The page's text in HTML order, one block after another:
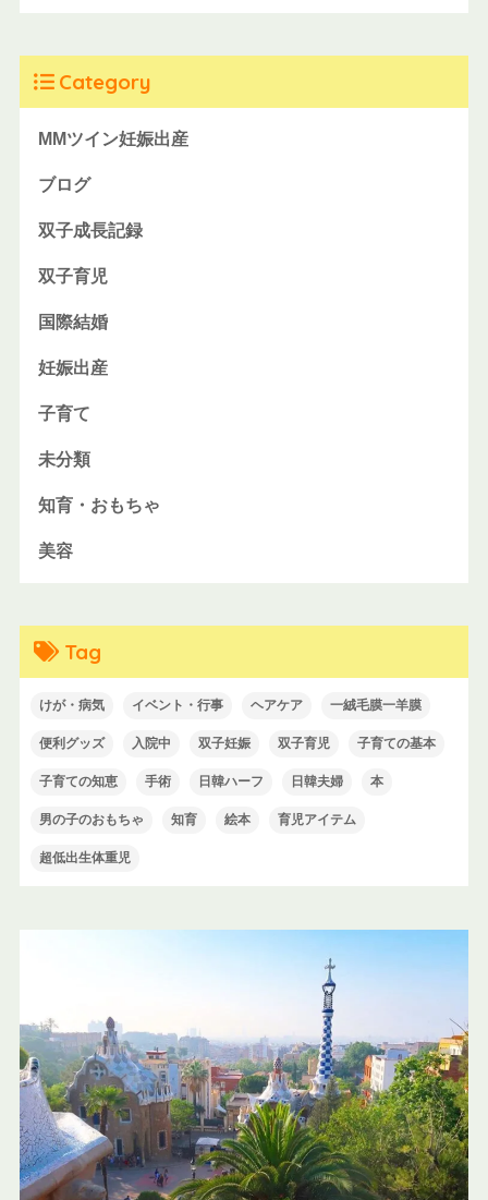
Category
MMツイン妊娠出産
ブログ
双子成長記録
双子育児
国際結婚
妊娠出産
子育て
未分類
知育・おもちゃ
美容
Tag
けが・病気 イベント・行事 ヘアケア 一絨毛膜一羊膜
便利グッズ 入院中 双子妊娠 双子育児 子育ての基本
子育ての知恵 手術 日韓ハーフ 日韓夫婦 本
男の子のおもちゃ 知育 絵本 育児アイテム
超低出生体重児